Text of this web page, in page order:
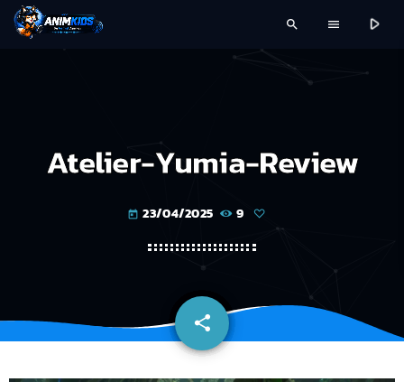
search menu play_arrow
Atelier-Yumia-Review
today 23/04/2025 9
share
email